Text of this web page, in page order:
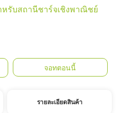
หรับสถานีชาร์จเชิงพาณิชย์
จอทตอนนี้
รายละเอียดสินค้า